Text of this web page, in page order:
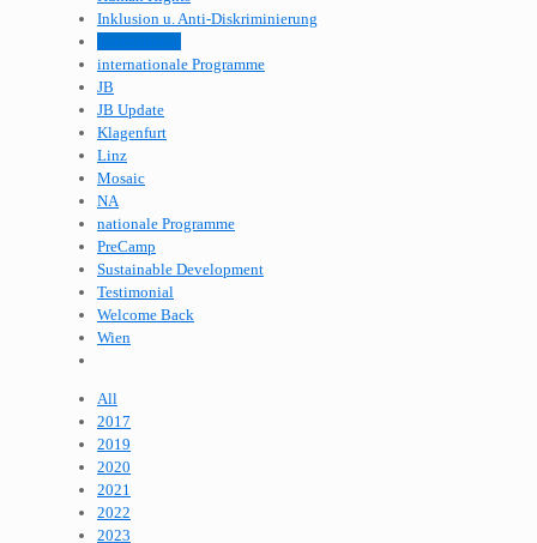
Inklusion u. Anti-Diskriminierung
internationale Programme
JB
JB Update
Klagenfurt
Linz
Mosaic
NA
nationale Programme
PreCamp
Sustainable Development
Testimonial
Welcome Back
Wien
All
2017
2019
2020
2021
2022
2023